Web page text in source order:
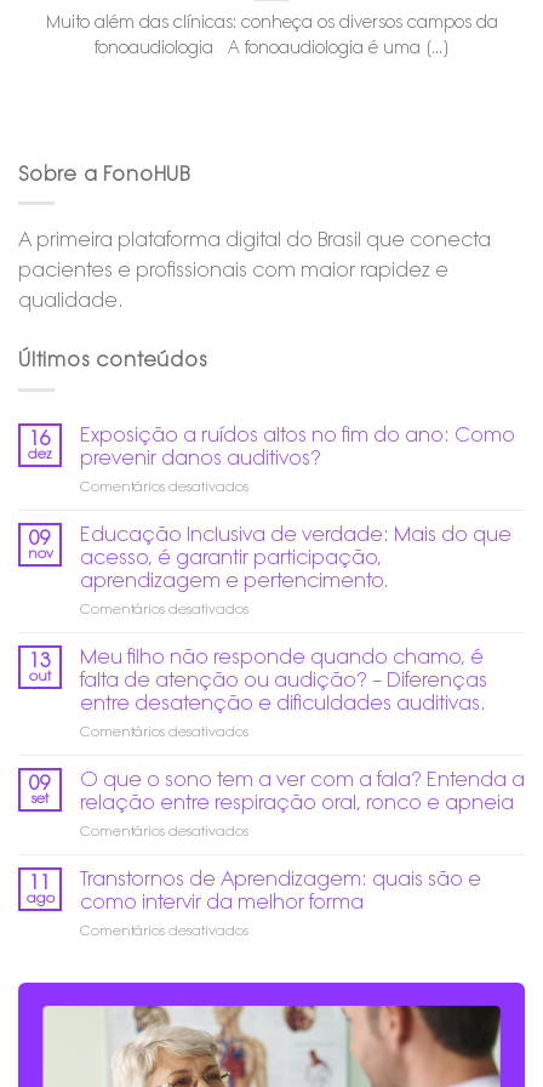
Muito além das clínicas: conheça os diversos campos da
fonoaudiologia A fonoaudiologia é uma [...]
Sobre a FonoHUB
A primeira plataforma digital do Brasil que conecta
pacientes e profissionais com maior rapidez e
qualidade.
Últimos conteúdos
16
dez
Exposição a ruídos altos no fim do ano: Como
prevenir danos auditivos?
Comentários desativadosem
ruídos
altos
no
fim
ano:
prevenir
danos
auditivos?
09
nov
Educação Inclusiva de verdade: Mais do que
acesso, é garantir participação,
aprendizagem e pertencimento.
Comentários desativadosem
Inclusiva
de
verdade:
Mais
do
acesso,
garantir
participação,
e
pertencimento.
13
out
Meu filho não responde quando chamo, é
falta de atenção ou audição? – Diferenças
entre desatenção e dificuldades auditivas.
Comentários desativadosem
não
responde
quando
é
falta
atenção
Diferenças
entre
desatenção
e
09
set
O que o sono tem a ver com a fala? Entenda a
relação entre respiração oral, ronco e apneia
Comentários desativadosem
o
sono
tem
fala?
Entenda
a
11
ago
Transtornos de Aprendizagem: quais são e
como intervir da melhor forma
Comentários desativadosem
quais
são
e
como